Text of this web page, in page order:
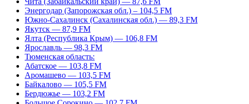
Энергодар (Запорожская обл.) – 104,5 FM
Южно-Сахалинск (Сахалинская обл.) — 89,3 FM
Якутск — 87,9 FM
Ялта (Республика Крым) — 106,8 FM
Ярославль — 98,3 FM
Тюменская область:
Абатское — 103,8 FM
Аромашево — 103,5 FM
Байкалово — 105,5 FM
Бердюжье — 103,2 FM